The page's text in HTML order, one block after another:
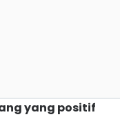
yang positif